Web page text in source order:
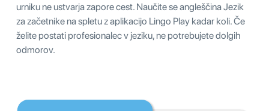
urniku ne ustvarja zapore cest. Naučite se angleščina Jezik
za začetnike na spletu z aplikacijo Lingo Play kadar koli. Če
želite postati profesionalec v jeziku, ne potrebujete dolgih
odmorov.